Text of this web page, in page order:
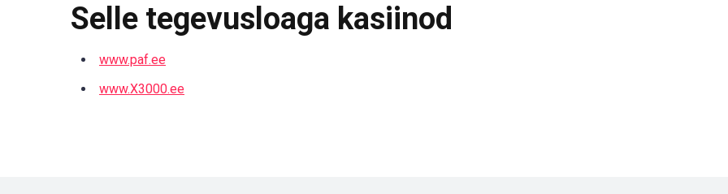
Selle tegevusloaga kasiinod
www.paf.ee
www.X3000.ee